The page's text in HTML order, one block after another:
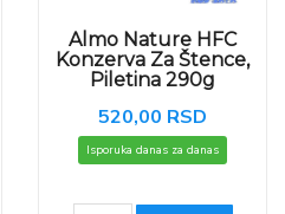
Almo Nature HFC
Konzerva Za Štence,
Piletina 290g
520,00 RSD
Isporuka danas za danas